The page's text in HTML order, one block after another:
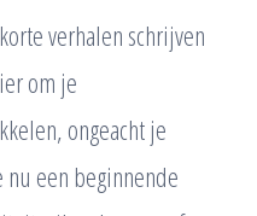
verhalen schrijven
om je
ongeacht je
nu een beginnende